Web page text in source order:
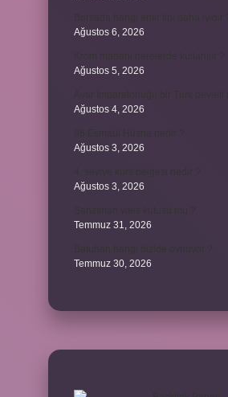
Ağustos 6, 2026
Ağustos 5, 2026
Ağustos 4, 2026
Ağustos 3, 2026
Ağustos 3, 2026
Temmuz 31, 2026
Temmuz 30, 2026